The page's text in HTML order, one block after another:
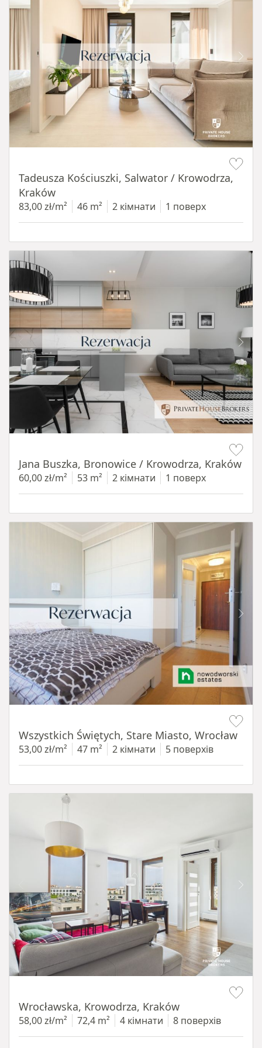
Tadeusza Kościuszki, Salwator / Krowodrza,
Kraków
83,00 zł/m² 46 m² 2 кімнати 1 поверх
Jana Buszka, Bronowice / Krowodrza, Kraków
60,00 zł/m² 53 m² 2 кімнати 1 поверх
Wszystkich Świętych, Stare Miasto, Wrocław
53,00 zł/m² 47 m² 2 кімнати 5 поверхів
Wrocławska, Krowodrza, Kraków
58,00 zł/m² 72,4 m² 4 кімнати 8 поверхів